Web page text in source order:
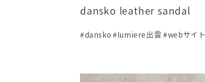
dansko leather sandal
#dansko#lumiere出雲#webサイト